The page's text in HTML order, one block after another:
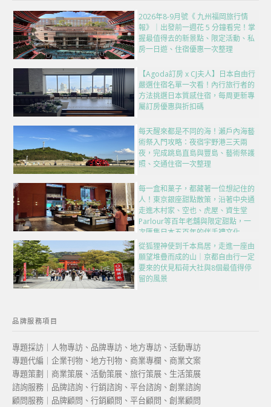
2026年8-9月號《 九州福岡旅行情
報》｜出發前一週花 5 分鐘看完！掌
握最值得去的新景點、限定活動、私
房一日遊、住宿優惠一次整理
【Agoda訂房 x CJ夫人】日本自由行
嚴選住宿名單一次看！內行旅行者的
方法挑選日本質感住宿，每周更新專
屬訂房優惠與折扣碼
每天醒來都是不同的海！瀨戶內海藝
術祭入門攻略：夜宿宇野港三天兩
夜，完成跳島直島與豐島、藝術祭護
照、交通住宿一次整理
每一盒和菓子，都藏著一位想記住的
人！東京銀座甜點散策，沿著中央通
走進木村家、空也、虎屋、資生堂
Parlour等百年老舖與限定甜點，一
次匯集日本五百年的伴手禮文化
從狐狸神使到千本鳥居，走進一座由
願望堆疊而成的山｜京都自由行一定
要來的伏見稻荷大社與8個最值得停
留的風景
品牌服務項目
專題採訪｜人物專訪、品牌專訪、地方專訪、活動專訪
專題代編｜企業刊物、地方刊物、商業專欄、商業文案
專題策劃｜商業策展、活動策展、旅行策展、生活策展
諮詢服務｜品牌諮詢、行銷諮詢、平台諮詢、創業諮詢
顧問服務｜品牌顧問、行銷顧問、平台顧問、創業顧問